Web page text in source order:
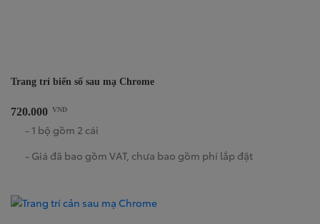
Trang trí biển số sau mạ Chrome
720.000 VND
- 1 bộ gồm 2 cái
- Giá đã bao gồm VAT, chưa bao gồm phí lắp đặt